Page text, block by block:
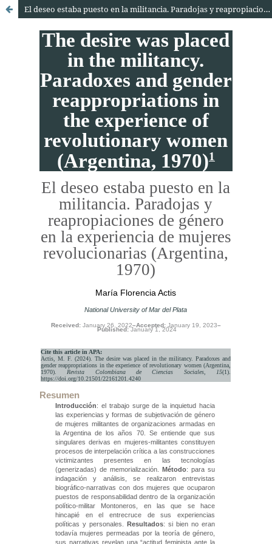
El deseo estaba puesto en la militancia. Paradojas y reapropiaciones de género en la experiencia de mujeres revolucionarias (Argentina, 1970)